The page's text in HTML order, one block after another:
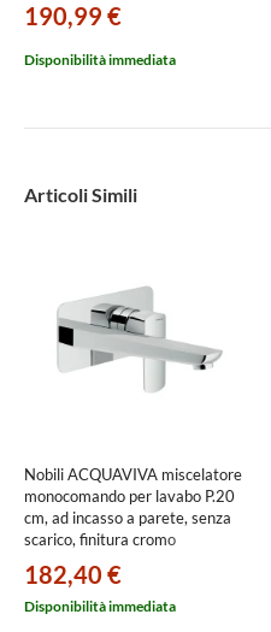
190,99 €
Disponibilità immediata
Articoli Simili
Nobili ACQUAVIVA miscelatore
monocomando per lavabo P.20
cm, ad incasso a parete, senza
scarico, finitura cromo
182,40 €
Disponibilità immediata